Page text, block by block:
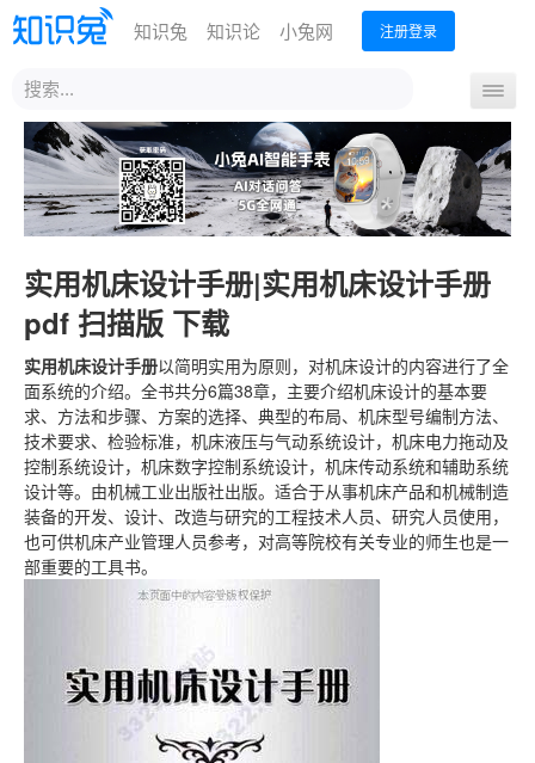
知识兔 知识论 小兔网 注册登录
站
内
索
导
航
开
关
首页
实用机床设计手册|实用机床设计手册
pdf 扫描版 下载
实用机床设计手册以简明实用为原则，对机床设计的内容进行了全
面系统的介绍。全书共分6篇38章，主要介绍机床设计的基本要
求、方法和步骤、方案的选择、典型的布局、机床型号编制方法、
技术要求、检验标准，机床液压与气动系统设计，机床电力拖动及
控制系统设计，机床数字控制系统设计，机床传动系统和辅助系统
设计等。由机械工业出版社出版。适合于从事机床产品和机械制造
装备的开发、设计、改造与研究的工程技术人员、研究人员使用，
也可供机床产业管理人员参考，对高等院校有关专业的师生也是一
部重要的工具书。